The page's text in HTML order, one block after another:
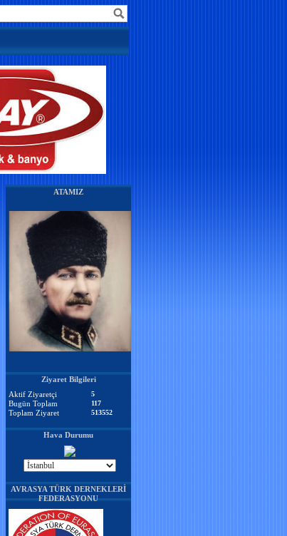
ATAMIZ
Ziyaret Bilgileri
Aktif Ziyaretçi
5
Bugün Toplam 117
Toplam Ziyaret 513552
Hava Durumu
AVRASYA TÜRK DERNEKLERİ
FEDERASYONU